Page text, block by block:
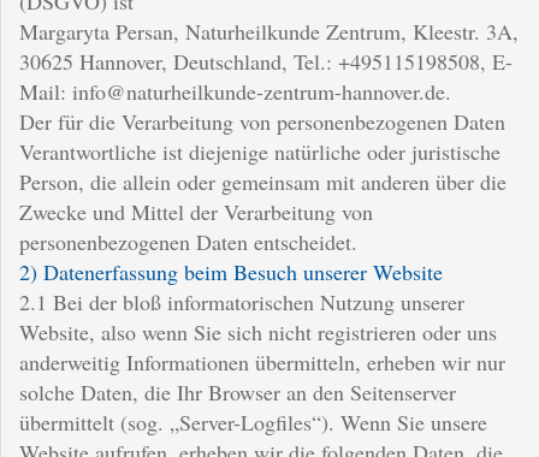
Margaryta Persan, Naturheilkunde Zentrum, Kleestr. 3A,
30625 Hannover, Deutschland, Tel.: +495115198508, E-
Mail: info@naturheilkunde-zentrum-hannover.de.
Der für die Verarbeitung von personenbezogenen Daten
Verantwortliche ist diejenige natürliche oder juristische
Person, die allein oder gemeinsam mit anderen über die
Zwecke und Mittel der Verarbeitung von
personenbezogenen Daten entscheidet.
2) Datenerfassung beim Besuch unserer Website
2.1 Bei der bloß informatorischen Nutzung unserer
Website, also wenn Sie sich nicht registrieren oder uns
anderweitig Informationen übermitteln, erheben wir nur
solche Daten, die Ihr Browser an den Seitenserver
übermittelt (sog. „Server-Logfiles“). Wenn Sie unsere